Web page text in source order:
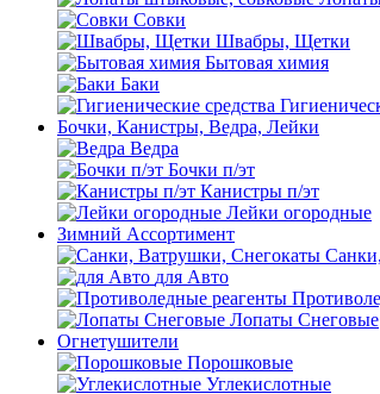
Совки
Швабры, Щетки
Бытовая химия
Баки
Бочки, Канистры, Ведра, Лейки
Ведра
Бочки п/эт
Канистры п/эт
Лейки огородные
Зимний Ассортимент
для Авто
Лопаты Снеговые
Огнетушители
Порошковые
Углекислотные